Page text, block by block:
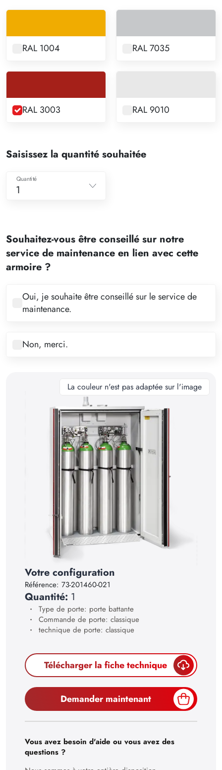
RAL 1004 RAL 7035
RAL 3003 RAL 9010
Saisissez la quantité souhaitée
1
3
4
6
7
9
22
23
27
28
29
30
Quantité
Souhaitez-vous être conseillé sur notre
service de maintenance en lien avec cette
armoire ?
Oui, je souhaite être conseillé sur le service de
maintenance.
Non, merci.
La couleur n'est pas adaptée sur l'image
Votre configuration
Référence: 73-201460-021
Quantité: 1
Type de porte: porte battante
Commande de porte: classique
technique de porte: classique
Télécharger la fiche technique
Demander maintenant
Vous avez besoin d'aide ou vous avez des
questions ?